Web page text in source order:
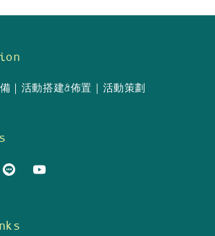
｜活動搭建&佈置｜活動策劃